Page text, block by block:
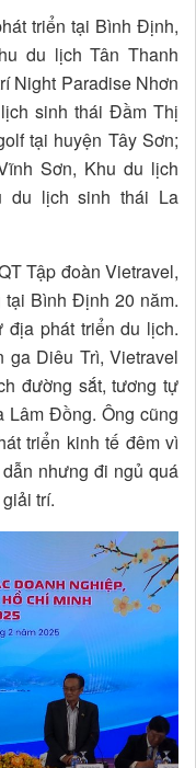
triển tại Bình Định,
du lịch Tân Thanh
Night Paradise Nhơn
sinh thái Đầm Thị
tại huyện Tây Sơn;
Sơn, Khu du lịch
du lịch sinh thái La
Tập đoàn Vietravel,
tại Bình Định 20 năm.
địa phát triển du lịch.
Diêu Trì, Vietravel
đường sắt, tương tự
Lâm Đồng. Ông cũng
triển kinh tế đêm vì
nhưng đi ngủ quá
trí.